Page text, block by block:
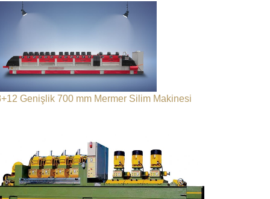
Genişlik 700 mm Mermer Silim Makinesi